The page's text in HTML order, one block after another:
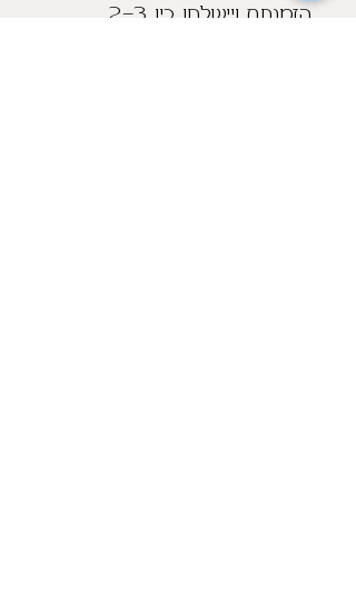
הזמנתם ויישלחו בין 2-3